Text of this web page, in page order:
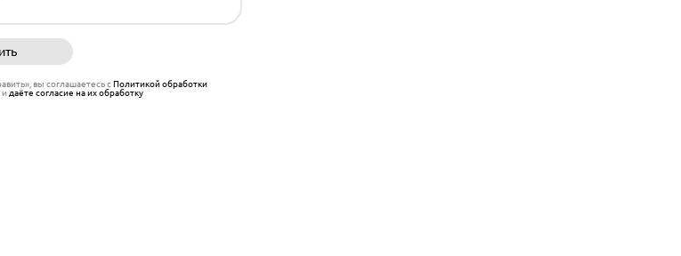
вы соглашаетесь сПолитикой обработки
и даёте согласие на их обработку